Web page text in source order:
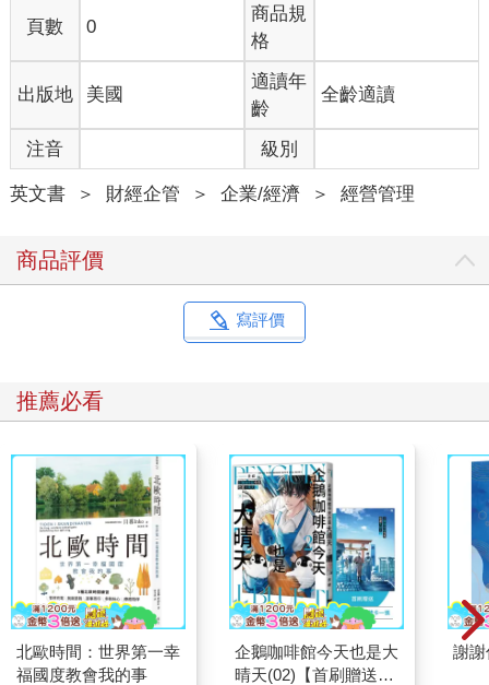
頁數 0
商品規
格
出版地 美國
適讀年
齡
全齡適讀
注音 級別
英文書 ＞ 財經企管 ＞ 企業/經濟 ＞ 經營管理
商品評價
寫評價
推薦必看
北歐時間：世界第一幸
福國度教會我的事
企鵝咖啡館今天也是大
晴天(02)【首刷贈送
謝